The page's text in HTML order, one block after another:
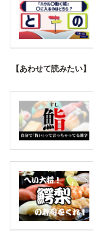
【あわせて読みたい】